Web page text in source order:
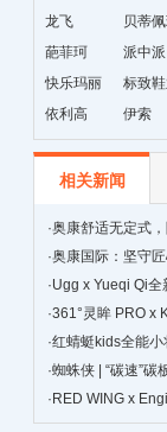
龙飞
贝蒂
葩菲珂
派中派
快乐玛丽
标致
依利高
伊索
相关新闻
·奥康舒适无定式
·奥康国际：坚守
景
·Ugg x Yueqi Qi全
·361°灵眸 PRO x
跑鞋
·红蜻蜓kids全能小
·蜘蛛侠 | “碳速”碳
· RED WING x